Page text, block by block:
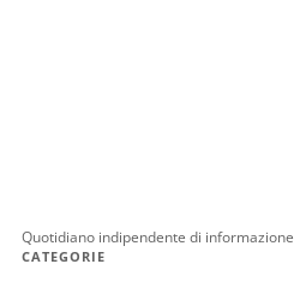
Quotidiano indipendente di
CATEGORIE